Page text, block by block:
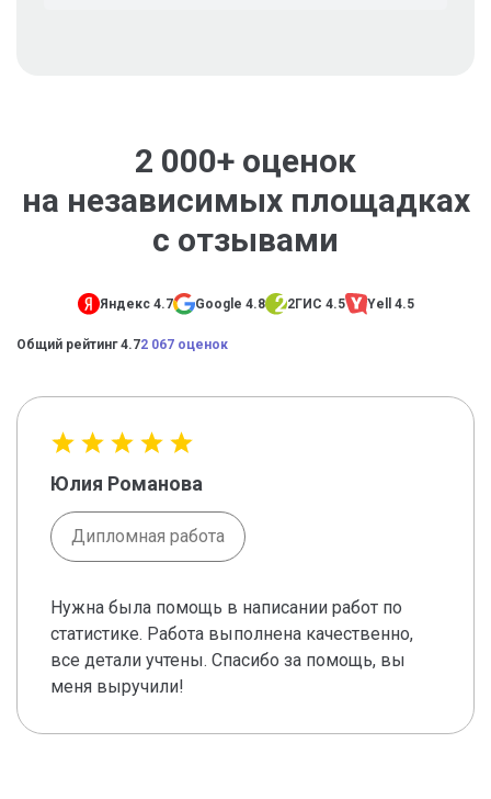
2 000+ оценок
на независимых площадках
с отзывами
Яндекс 4.7 Google 4.8 2ГИС 4.5 Yell 4.5
Общий рейтинг 4.72 067 оценок
Юлия Романова
Дипломная работа
Нужна была помощь в написании работ по
статистике. Работа выполнена качественно,
все детали учтены. Спасибо за помощь, вы
меня выручили!